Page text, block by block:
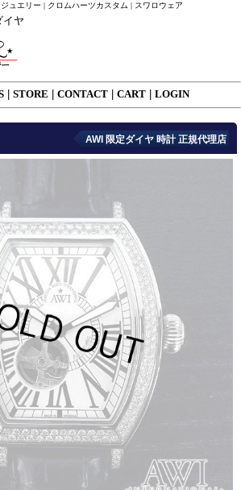
ュエリー | クロムハーツカスタム | スワロウェア
イヤ
STORE CONTACT CART LOGIN
AWI 限定ダイヤ 時計 正規代理店